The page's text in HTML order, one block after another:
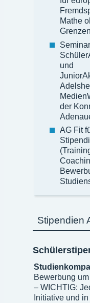
Mathe
Grenzen
und
der
AG Fit
Stipendien
Bewerbung
– WICHTIG:
Initiative und